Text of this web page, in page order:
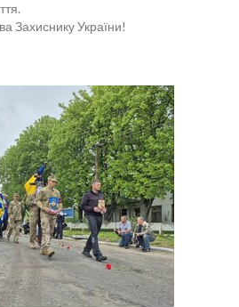
Захиснику України!